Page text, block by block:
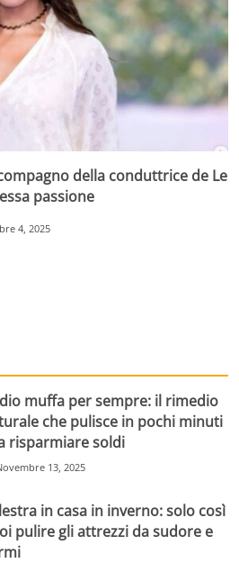
della conduttrice de Le
passione
4, 2025
muffa per sempre: il rimedio
che pulisce in pochi minuti
risparmiare soldi
13, 2025
in casa in inverno: solo così
pulire gli attrezzi da sudore e